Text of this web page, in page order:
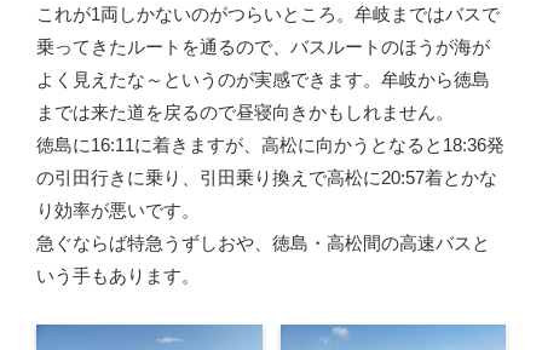
これが1両しかないのがつらいところ。牟岐まではバスで
乗ってきたルートを通るので、バスルートのほうが海が
よく見えたな～というのが実感できます。牟岐から徳島
までは来た道を戻るので昼寝向きかもしれません。
徳島に16:11に着きますが、高松に向かうとなると18:36発
の引田行きに乗り、引田乗り換えで高松に20:57着とかな
り効率が悪いです。
急ぐならば特急うずしおや、徳島・高松間の高速バスと
いう手もあります。